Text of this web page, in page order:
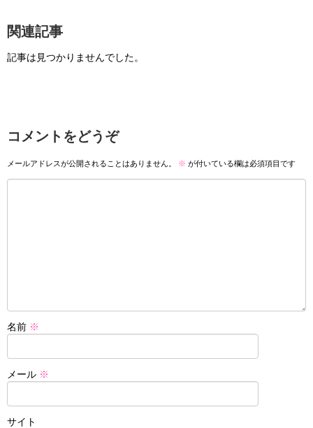
関連記事
記事は見つかりませんでした。
コメントをどうぞ
メールアドレスが公開されることはありません。 ※ が付いている欄は必須項目です
名前 ※
メール ※
サイト